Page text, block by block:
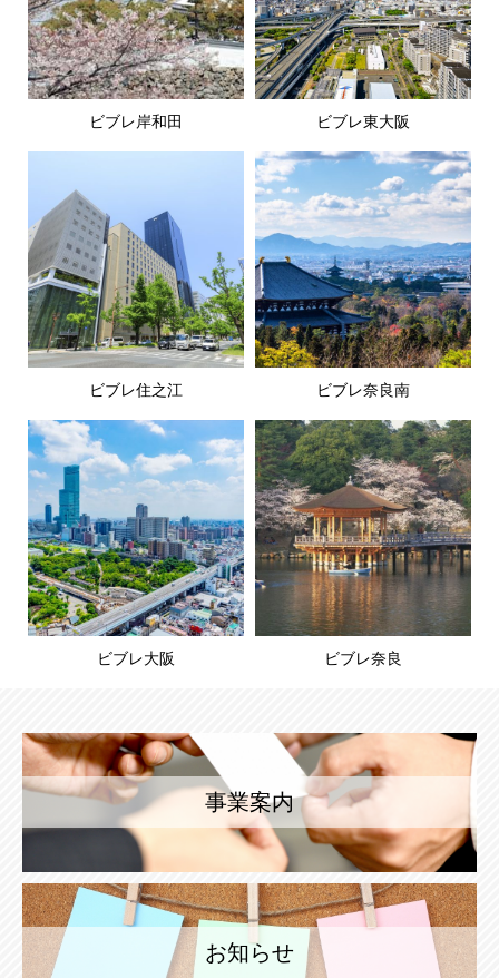
ビブレ岸和田 ビブレ東大阪
ビブレ住之江 ビブレ奈良南
ビブレ大阪 ビブレ奈良
事業案内
お知らせ